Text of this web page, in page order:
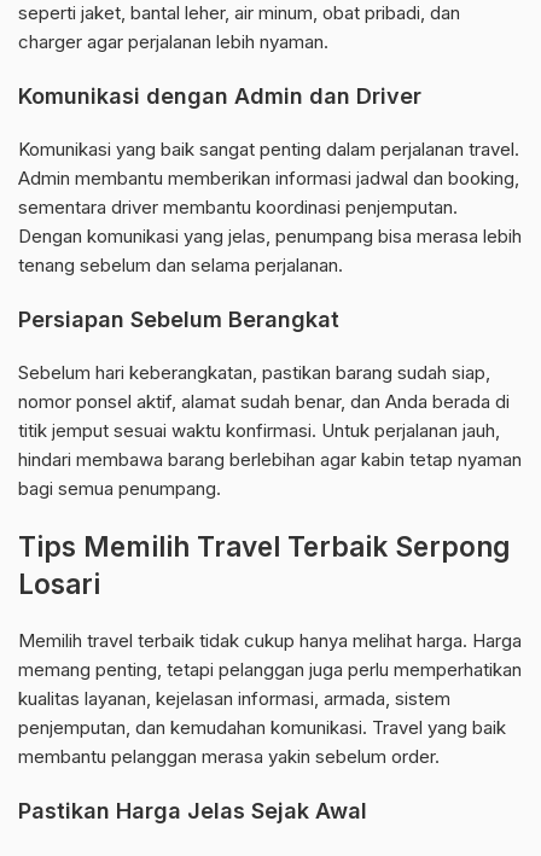
seperti jaket, bantal leher, air minum, obat pribadi, dan
charger agar perjalanan lebih nyaman.
Komunikasi dengan Admin dan Driver
Komunikasi yang baik sangat penting dalam perjalanan travel.
Admin membantu memberikan informasi jadwal dan booking,
sementara driver membantu koordinasi penjemputan.
Dengan komunikasi yang jelas, penumpang bisa merasa lebih
tenang sebelum dan selama perjalanan.
Persiapan Sebelum Berangkat
Sebelum hari keberangkatan, pastikan barang sudah siap,
nomor ponsel aktif, alamat sudah benar, dan Anda berada di
titik jemput sesuai waktu konfirmasi. Untuk perjalanan jauh,
hindari membawa barang berlebihan agar kabin tetap nyaman
bagi semua penumpang.
Tips Memilih Travel Terbaik Serpong
Losari
Memilih travel terbaik tidak cukup hanya melihat harga. Harga
memang penting, tetapi pelanggan juga perlu memperhatikan
kualitas layanan, kejelasan informasi, armada, sistem
penjemputan, dan kemudahan komunikasi. Travel yang baik
membantu pelanggan merasa yakin sebelum order.
Pastikan Harga Jelas Sejak Awal